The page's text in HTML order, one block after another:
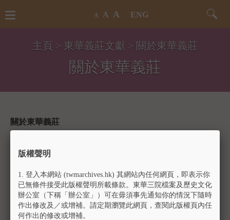
Toggle
A A A ENG
主頁 > 東華義莊文獻 > 關於東華義莊
關於東華義莊
關於東華義莊
土觀念非常濃厚，很多從內地來港工作暫居的華人都渴望
醫院已設有義莊，目的就是為先人等待安排運返原籍安葬
或本地居民覓地安葬先人期間提供棺骨暫存服務，惟位置
和規模暫未可考。1875年文武廟值理將其位於香港島西區
牛房附近興建的一所義莊，交由東華醫院（東華三院的前
版權聲明
1. 登入本網站 (twmarchives.hk) 其網站內任何網頁，即表示你
已無條件接受此版權聲明所載條款。東華三院檔案及歷史文化
辦公室（下稱「辦公室」）可在毋須事先通知你的情況下隨時
作出修改及／或增補。請定期瀏覽此網頁，查閱此版權頁內任
何作出的修改或增補。